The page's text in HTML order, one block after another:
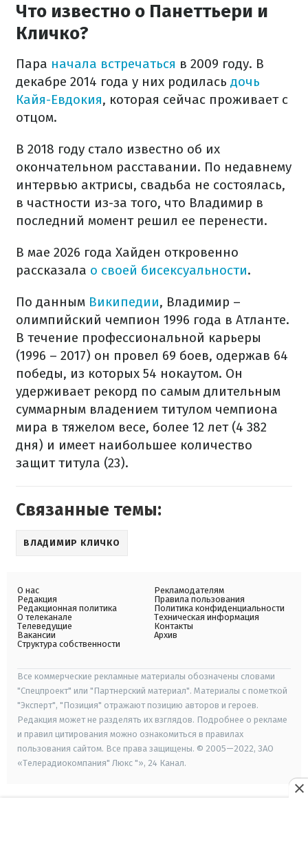
Что известно о Панеттьери и
Кличко?
Пара начала встречаться в 2009 году. В
декабре 2014 года у них родилась дочь
Кайя-Евдокия, которая сейчас проживает с
отцом.
В 2018 году стало известно об их
окончательном расставании. По недавнему
интервью актрисы, свадьба не состоялась,
в частности из-за того, что Владимир в
последний момент решил ее перенести.
В мае 2026 года Хайден откровенно
рассказала о своей бисексуальности.
По данным Википедии, Владимир –
олимпийский чемпион 1996 года в Атланте.
В течение профессиональной карьеры
(1996 – 2017) он провел 69 боев, одержав 64
победы, из которых 54 нокаутом. Он
удерживает рекорд по самым длительным
суммарным владением титулом чемпиона
мира в тяжелом весе, более 12 лет (4 382
дня) и имеет наибольшее количество
защит титула (23).
Связанные темы:
ВЛАДИМИР КЛИЧКО
О нас
Редакция
Редакционная политика
О телеканале
Телеведущие
Вакансии
Структура собственности
Рекламодателям
Правила пользования
Политика конфиденциальности
Техническая информация
Контакты
Архив
Все коммерческие рекламные материалы обозначены словами
"Спецпроект" или "Партнерский материал". Материалы с пометкой
"Эксперт", "Позиция" отражают позицию авторов и героев.
Редакция может не разделять их взглядов. Подробнее о рекламе
и правил цитирования можно ознакомиться в правилах
пользования сайтом. Все права защищены. © 2005—2022, ЗАО
«Телерадиокомпания" Люкс "», 24 Канал.